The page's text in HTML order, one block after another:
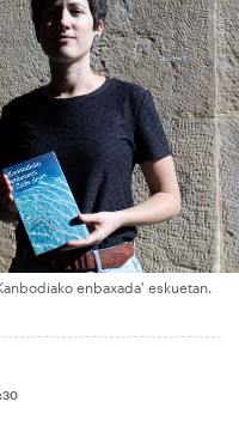
enbaxada' eskuetan.